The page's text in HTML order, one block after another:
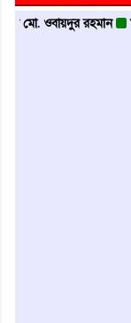
ওবায়দুর রহমান মাগুরায়